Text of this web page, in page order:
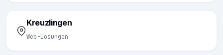
Kreuzlingen
Web-Lösungen